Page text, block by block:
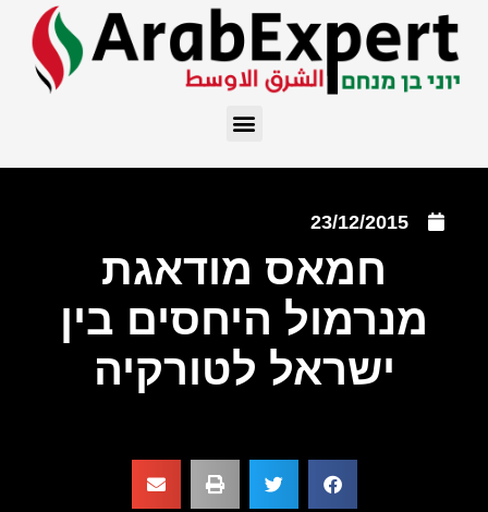
23/12/2015
חמאס מודאגת
מנרמול היחסים בין
ישראל לטורקיה